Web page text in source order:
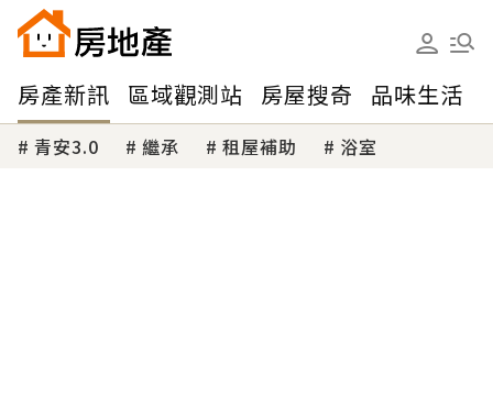
房產新訊 區域觀測站 房屋搜奇 品味生活
青安3.0 繼承 租屋補助 浴室